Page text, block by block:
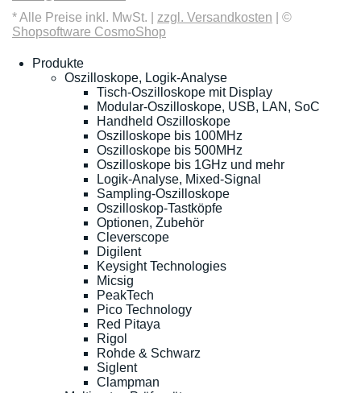
* Alle Preise inkl. MwSt. | zzgl. Versandkosten | ©
Shopsoftware CosmoShop
Produkte
Oszilloskope, Logik-Analyse
Tisch-Oszilloskope mit Display
Modular-Oszilloskope, USB, LAN, SoC
Handheld Oszilloskope
Oszilloskope bis 100MHz
Oszilloskope bis 500MHz
Oszilloskope bis 1GHz und mehr
Logik-Analyse, Mixed-Signal
Sampling-Oszilloskope
Oszilloskop-Tastköpfe
Optionen, Zubehör
Cleverscope
Digilent
Keysight Technologies
Micsig
PeakTech
Pico Technology
Red Pitaya
Rigol
Rohde & Schwarz
Siglent
Clampman